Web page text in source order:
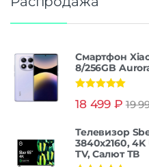
Смартфон
8/256GB
из 5
18 499 ₽ 19
Телевизор
3840x2160,
TV, Салют ТВ